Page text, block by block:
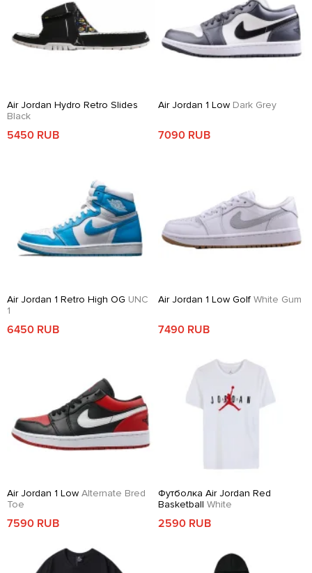
Air Jordan Hydro Retro Slides
Black
5450 RUB
Air Jordan 1 Low Dark Grey
7090 RUB
Air Jordan 1 Retro High OG UNC
1
6450 RUB
Air Jordan 1 Low Golf White Gum
7490 RUB
Air Jordan 1 Low Alternate Bred
Toe
7590 RUB
Футболка Air Jordan Red
Basketball White
2590 RUB